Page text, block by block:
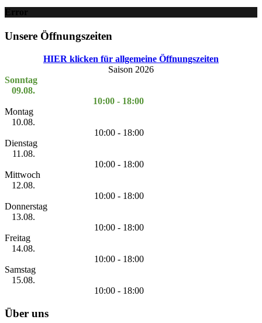
Error
Unsere Öffnungszeiten
HIER klicken für allgemeine Öffnungszeiten
Saison 2026
Sonntag
09.08.
10:00 - 18:00
Montag
10.08.
10:00 - 18:00
Dienstag
11.08.
10:00 - 18:00
Mittwoch
12.08.
10:00 - 18:00
Donnerstag
13.08.
10:00 - 18:00
Freitag
14.08.
10:00 - 18:00
Samstag
15.08.
10:00 - 18:00
Über uns